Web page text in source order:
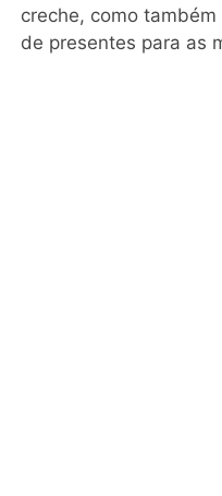
creche, como
de presentes para as